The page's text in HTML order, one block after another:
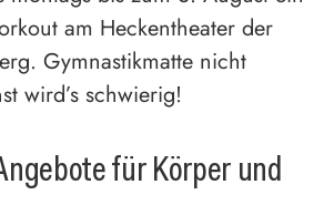
am Heckentheater der
Gymnastikmatte nicht
wird’s schwierig!
für Körper und